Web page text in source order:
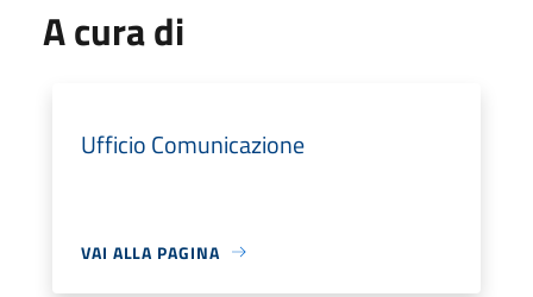
A cura di
Ufficio Comunicazione
VAI ALLA PAGINA